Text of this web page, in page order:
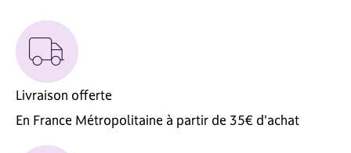
Livraison offerte
En France Métropolitaine à partir de 35€ d'achat